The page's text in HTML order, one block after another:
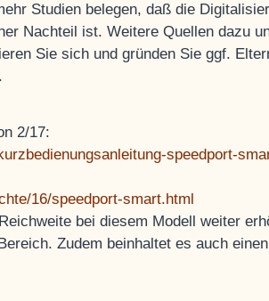
Studien belegen, daß die
Nachteil ist. Weitere Quellen dazu
Sie sich und gründen Sie ggf.
2/17:
speedport-
16/speedport-smart.html
bei diesem Modell weiter
Zudem beinhaltet es auch